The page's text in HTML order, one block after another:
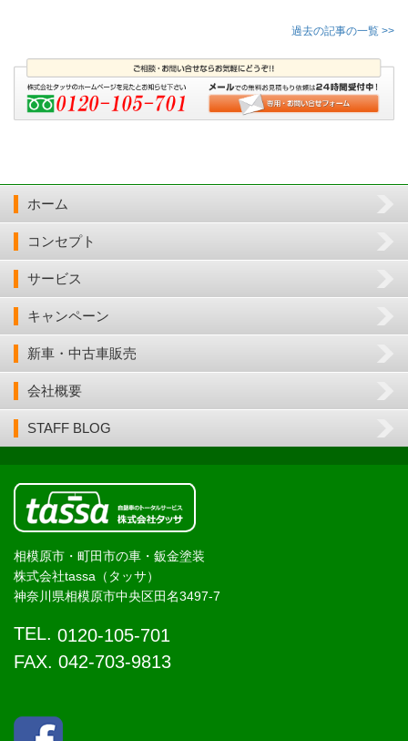
過去の記事の一覧 >>
ホーム
コンセプト
サービス
キャンペーン
新車・中古車販売
会社概要
STAFF BLOG
相模原市・町田市の車・鈑金塗装
株式会社tassa（タッサ）
神奈川県相模原市中央区田名3497-7
TEL. 0120-105-701
FAX. 042-703-9813